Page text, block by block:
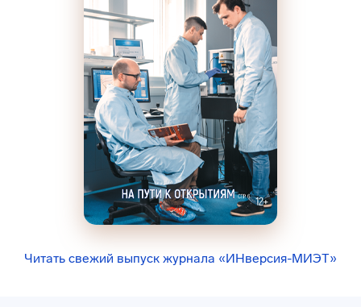
Читать свежий выпуск журнала «ИНверсия-МИЭТ»